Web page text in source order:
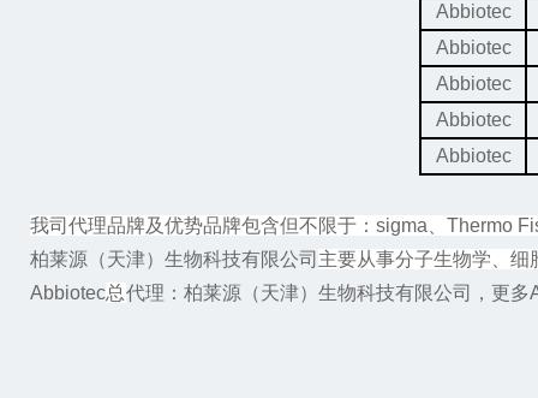
Abbiotec
Abbiotec
Abbiotec
Abbiotec
Abbiotec
我司代理品牌及优势品牌包含但不限于： sigma
Thermo
柏莱源（天津）生物科技有限公司 主要从事分子生物学、
Abbiotec总代理 ：柏莱源（天津）生物科技有限公司，更多